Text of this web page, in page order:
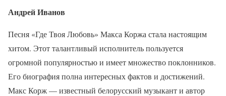
Андрей Иванов
Песня «Где Твоя Любовь» Макса Коржа стала настоящим
хитом. Этот талантливый исполнитель пользуется
огромной популярностью и имеет множество поклонников.
Его биография полна интересных фактов и достижений.
Макс Корж — известный белорусский музыкант и автор